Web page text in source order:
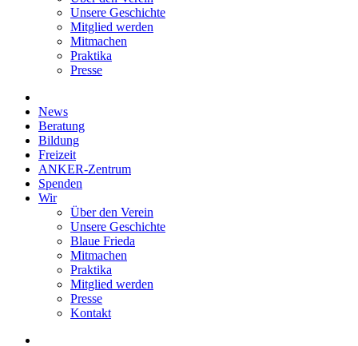
Unsere Geschichte
Mitglied werden
Mitmachen
Praktika
Presse
News
Beratung
Bildung
Freizeit
ANKER-Zentrum
Spenden
Wir
Über den Verein
Unsere Geschichte
Blaue Frieda
Mitmachen
Praktika
Mitglied werden
Presse
Kontakt